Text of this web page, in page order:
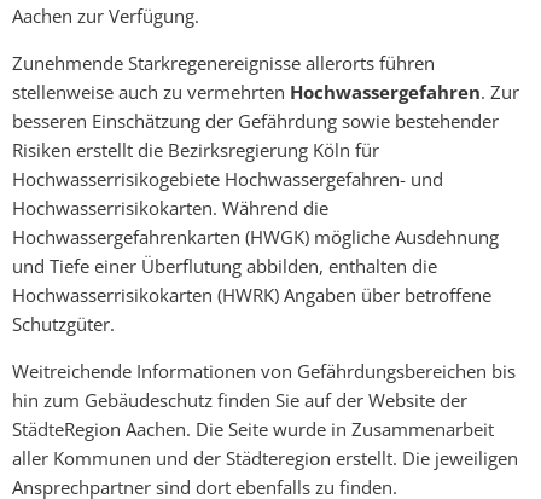
Aachen zur Verfügung.
Zunehmende Starkregenereignisse allerorts führen
stellenweise auch zu vermehrten Hochwassergefahren. Zur
besseren Einschätzung der Gefährdung sowie bestehender
Risiken erstellt die Bezirksregierung Köln für
Hochwasserrisikogebiete Hochwassergefahren- und
Hochwasserrisikokarten. Während die
Hochwassergefahrenkarten (HWGK) mögliche Ausdehnung
und Tiefe einer Überflutung abbilden, enthalten die
Hochwasserrisikokarten (HWRK) Angaben über betroffene
Schutzgüter.
Weitreichende Informationen von Gefährdungsbereichen bis
hin zum Gebäudeschutz finden Sie auf der Website der
StädteRegion Aachen. Die Seite wurde in Zusammenarbeit
aller Kommunen und der Städteregion erstellt. Die jeweiligen
Ansprechpartner sind dort ebenfalls zu finden.